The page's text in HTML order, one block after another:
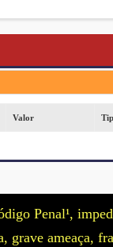
Valor
Penal¹,
ameaça,